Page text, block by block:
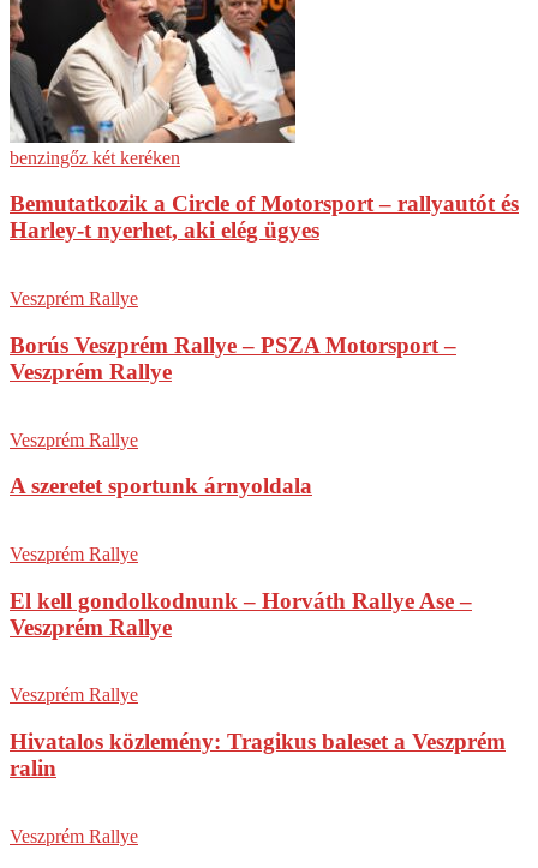
benzingőz két keréken
Bemutatkozik a Circle of Motorsport – rallyautót és
Harley-t nyerhet, aki elég ügyes
Veszprém Rallye
Borús Veszprém Rallye – PSZA Motorsport –
Veszprém Rallye
Veszprém Rallye
A szeretet sportunk árnyoldala
Veszprém Rallye
El kell gondolkodnunk – Horváth Rallye Ase –
Veszprém Rallye
Veszprém Rallye
Hivatalos közlemény: Tragikus baleset a Veszprém
ralin
Veszprém Rallye